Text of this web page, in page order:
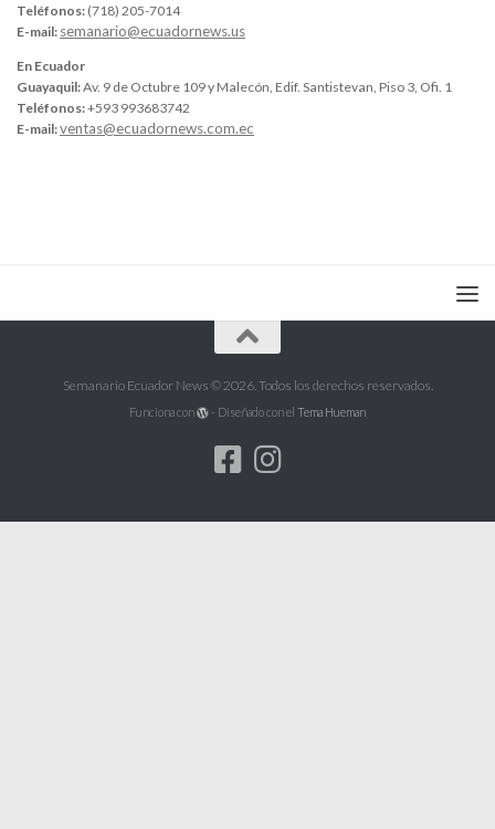
Teléfonos: (718) 205-7014
E-mail: semanario@ecuadornews.us
En Ecuador
Guayaquil:Av. 9 de Octubre 109 y Malecón, Edif. Santistevan, Piso 3, Ofi. 1
Teléfonos:+593 993683742
E-mail:ventas@ecuadornews.com.ec
Semanario Ecuador News © 2026. Todos los derechos reservados.
Funciona con - Diseñado con el Tema Hueman